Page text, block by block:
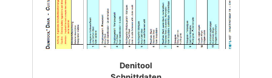
Denitool